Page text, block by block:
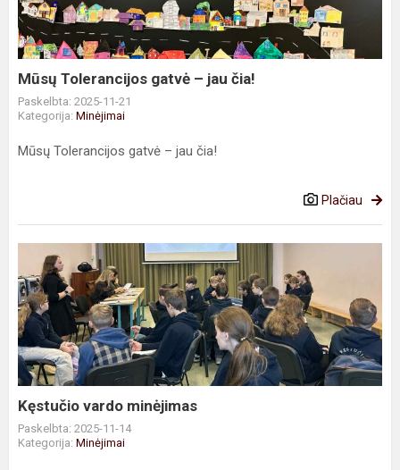
jau
čia!
Mūsų Tolerancijos gatvė – jau čia!
Paskelbta: 2025-11-21
Kategorija: Minėjimai
Mūsų Tolerancijos gatvė – jau čia!
Plačiau
Kęstučio
vardo
minėjimas
Kęstučio vardo minėjimas
Paskelbta: 2025-11-14
Kategorija: Minėjimai